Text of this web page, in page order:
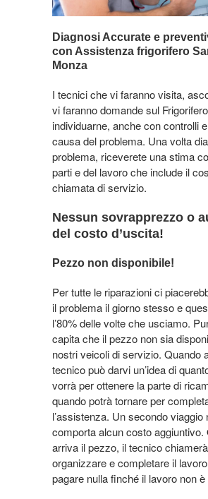
Diagnosi Accurate e
con Assistenza frigorifero
Monza
I tecnici che vi faranno visita,
vi faranno domande sul
individuarne, anche con controlli
causa del problema. Una volta
problema, riceverete una stima
parti e del lavoro che include il
chiamata di servizio.
Nessun sovrapprezzo o
del costo d’uscita!
Pezzo non disponibile!
Per tutte le riparazioni ci
il problema il giorno stesso e
l’80% delle volte che usciamo.
capita che il pezzo non sia
nostri veicoli di servizio. Quando
tecnico può darvi un’idea di
vorrà per ottenere la parte di
quando potrà tornare per
l’assistenza. Un secondo viaggio
comporta alcun costo aggiuntivo.
arriva il pezzo, il tecnico
organizzare e completare il
pagare nulla finché il lavoro non